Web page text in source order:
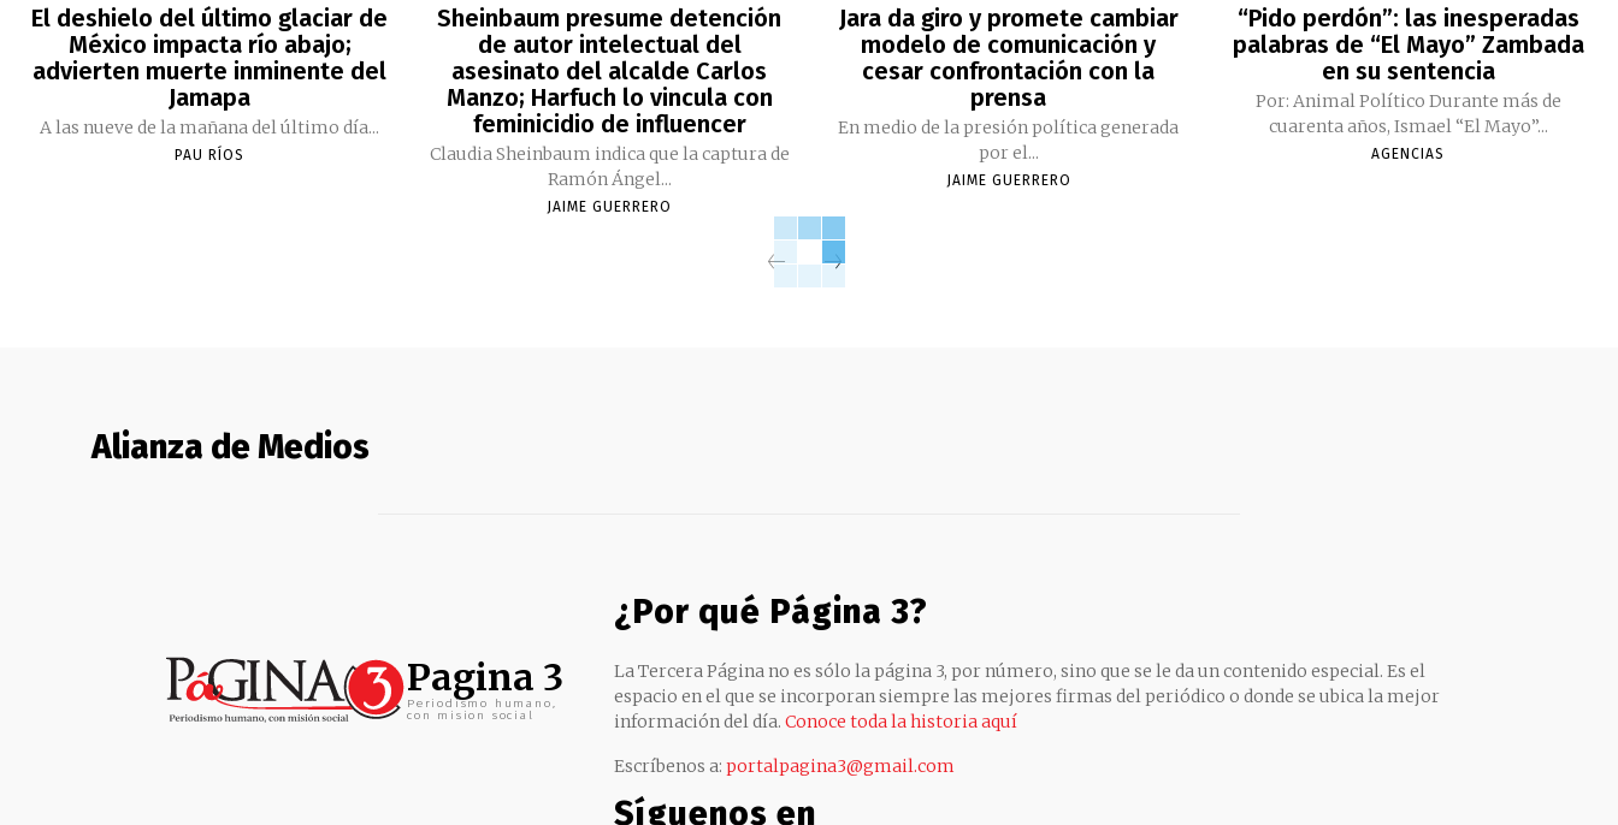
El deshielo del último glaciar de
México impacta río abajo;
advierten muerte inminente del
Jamapa
A las nueve de la mañana del último día...
PAU RÍOS
Sheinbaum presume detención
de autor intelectual del
asesinato del alcalde Carlos
Manzo; Harfuch lo vincula con
feminicidio de influencer
Claudia Sheinbaum indica que la captura de
Ramón Ángel...
JAIME GUERRERO
Jara da giro y promete cambiar
modelo de comunicación y
cesar confrontación con la
prensa
En medio de la presión política generada
por el...
JAIME GUERRERO
“Pido perdón”: las inesperadas
palabras de “El Mayo” Zambada
en su sentencia
Por: Animal Político Durante más de
cuarenta años, Ismael “El Mayo”...
AGENCIAS